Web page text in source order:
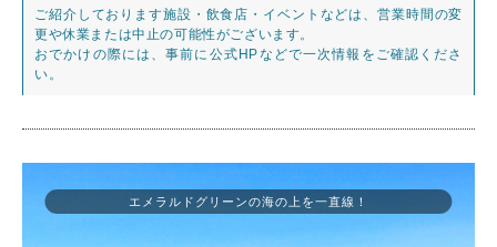
ご紹介しております施設・飲食店・イベントなどは、営業時間の変
更や休業または中止の可能性がございます。
おでかけの際には、事前に公式HPなどで一次情報をご確認くださ
い。
エメラルドグリーンの海の上を一直線！